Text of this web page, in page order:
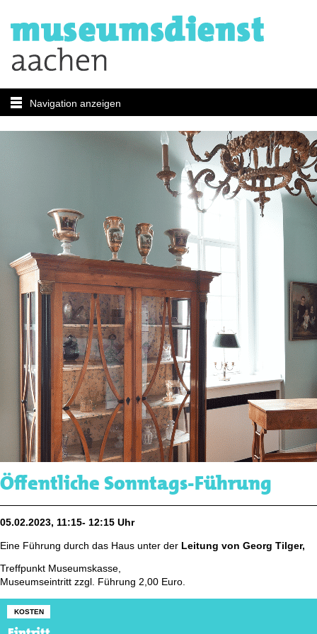
Navigation anzeigen
Öffentliche Sonntags-Führung
05.02.2023, 11:15- 12:15 Uhr
Eine Führung durch das Haus unter der Leitung von Georg Tilger,
Treffpunkt Museumskasse,
Museumseintritt zzgl. Führung 2,00 Euro.
KOSTEN